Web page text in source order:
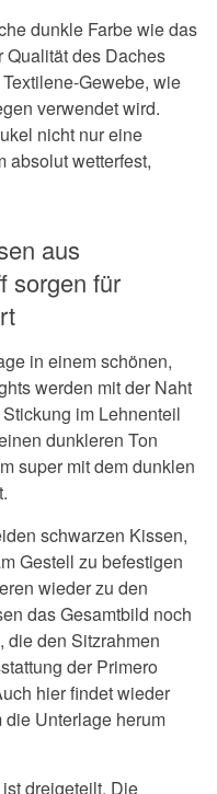
dunkle Farbe wie das
Qualität des Daches
Gewebe, wie
verwendet wird.
nicht nur eine
absolut wetterfest,
aus
sorgen für
in einem schönen,
werden mit der Naht
im Lehnenteil
dunkleren Ton
super mit dem dunklen
schwarzen Kissen,
Gestell zu befestigen
wieder zu den
das Gesamtbild noch
die den Sitzrahmen
der Primero
hier findet wieder
Unterlage herum
dreigeteilt. Die